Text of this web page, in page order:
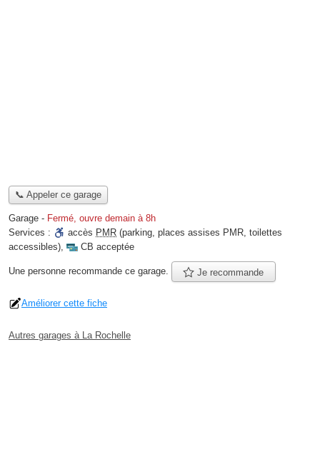
📞 Appeler ce garage
Garage - Fermé, ouvre demain à 8h
Services :
accès PMR (parking, places assises PMR, toilettes
accessibles), CB acceptée
Une personne recommande ce garage. Je recommande
Améliorer cette fiche
Autres garages à La Rochelle